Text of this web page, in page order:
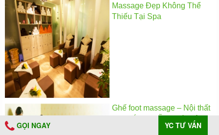
Massage Đẹp Không Thể
Thiếu Tại Spa
Ghế foot massage – Nội thất
Spa đắt lực hỗ trợ các liệu
trình chăm sóc thư giãn
GỌI NGAY YC TƯ VẤN